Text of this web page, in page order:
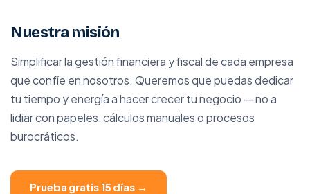
Nuestra misión
Simplificar la gestión financiera y fiscal de cada empresa
que confíe en nosotros. Queremos que puedas dedicar
tu tiempo y energía a hacer crecer tu negocio — no a
lidiar con papeles, cálculos manuales o procesos
burocráticos.
Prueba gratis 15 días →